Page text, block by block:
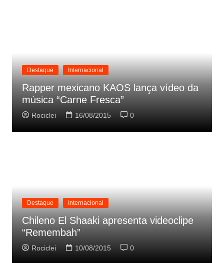
Destaque Internacional
Rapper mexicano KAOS lança vídeo da
música “Carne Fresca”
Rociclei 16/08/2015 0
Destaque Internacional
Chileno El Shaaki apresenta videoclipe
“Remembah”
Rociclei 10/08/2015 0